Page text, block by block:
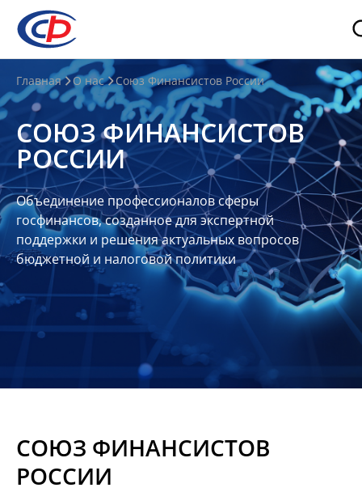
О
нас
О
СФР
Совет
Союза
Участники
Планы
отчеты
Контакты
Материалы
Главная О нас Союз Финансистов России
СОЮЗ ФИНАНСИСТОВ
РОССИИ
Объединение профессионалов сферы
госфинансов, созданное для экспертной
поддержки и решения актуальных вопросов
бюджетной и налоговой политики
СОЮЗ ФИНАНСИСТОВ
РОССИИ